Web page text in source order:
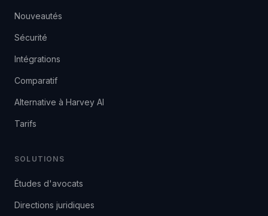
Nouveautés
Sécurité
Intégrations
Comparatif
Alternative à Harvey AI
Tarifs
SOLUTIONS
Études d'avocats
Directions juridiques